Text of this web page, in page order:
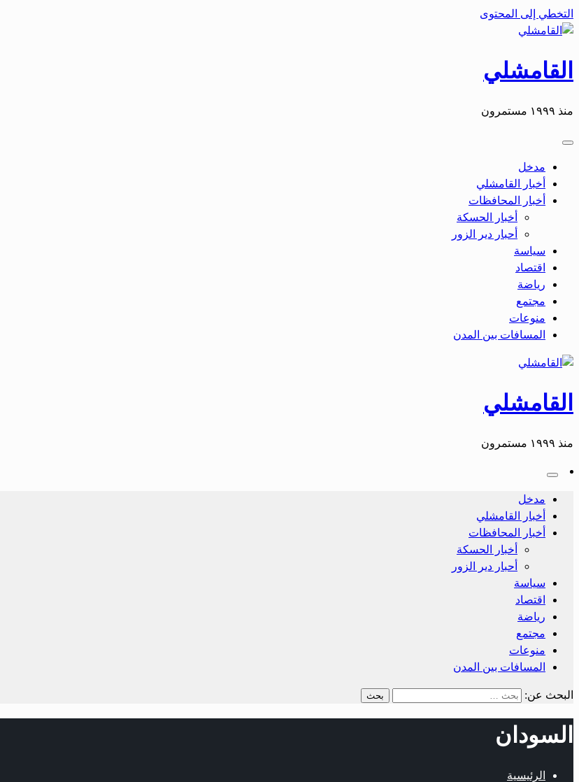
التخطي إلى المحتوى
القامشلي
منذ ١٩٩٩ مستمرون
مدخل
أخبار القامشلي
أخبار المحافظات
أخبار الحسكة
أحبار دير الزور
سياسة
اقتصاد
رياضة
مجتمع
منوعات
المسافات بين المدن
القامشلي
منذ ١٩٩٩ مستمرون
مدخل
أخبار القامشلي
أخبار المحافظات
أخبار الحسكة
أحبار دير الزور
سياسة
اقتصاد
رياضة
مجتمع
منوعات
المسافات بين المدن
البحث عن:
السودان
الرئيسية